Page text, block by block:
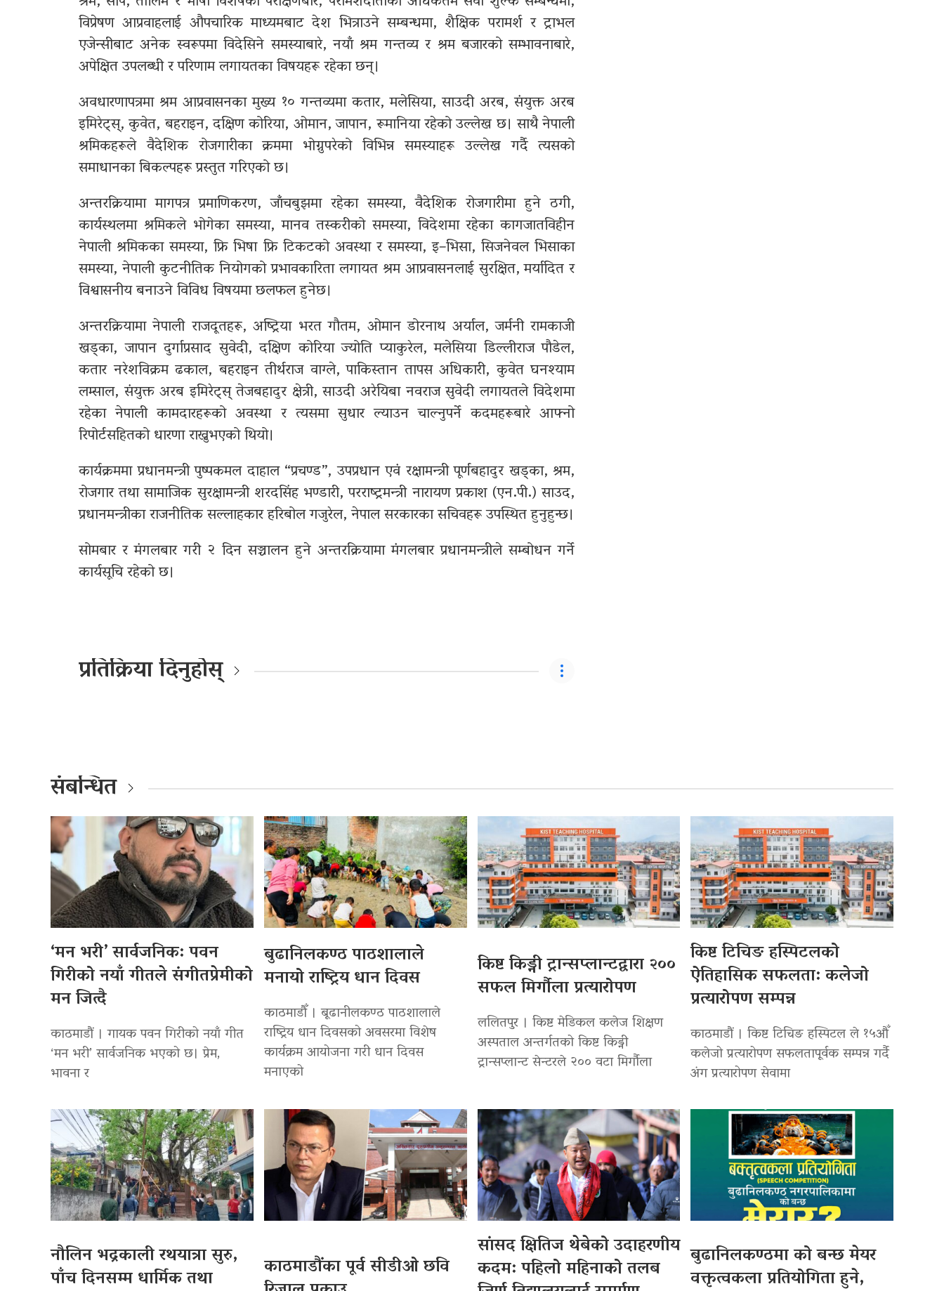
विप्रेषण आप्रवाहलाई औपचारिक माध्यमबाट देश भित्राउने सम्बन्धमा, शैक्षिक परामर्श र ट्राभल
एजेन्सीबाट अनेक स्वरूपमा विदेसिने समस्याबारे, नयाँ श्रम गन्तव्य र श्रम बजारको सम्भावनाबारे,
अपेक्षित उपलब्धी र परिणाम लगायतका विषयहरू रहेका छन्।
अवधारणापत्रमा श्रम आप्रवासनका मुख्य १० गन्तव्यमा कतार, मलेसिया, साउदी अरब, संयुक्त अरब
इमिरेट्स्, कुवेत, बहराइन, दक्षिण कोरिया, ओमान, जापान, रूमानिया रहेको उल्लेख छ। साथै नेपाली
श्रमिकहरूले वैदेशिक रोजगारीका क्रममा भोग्नुपरेको विभिन्न समस्याहरू उल्लेख गर्दै त्यसको
समाधानका बिकल्पहरू प्रस्तुत गरिएको छ।
अन्तरक्रियामा मागपत्र प्रमाणिकरण, जाँचबुझमा रहेका समस्या, वैदेशिक रोजगारीमा हुने ठगी,
कार्यस्थलमा श्रमिकले भोगेका समस्या, मानव तस्करीको समस्या, विदेशमा रहेका कागजातविहीन
नेपाली श्रमिकका समस्या, फ्रि भिषा फ्रि टिकटको अवस्था र समस्या, इ–भिसा, सिजनेवल भिसाका
समस्या, नेपाली कुटनीतिक नियोगको प्रभावकारिता लगायत श्रम आप्रवासनलाई सुरक्षित, मर्यादित र
विश्वासनीय बनाउने विविध विषयमा छलफल हुनेछ।
अन्तरक्रियामा नेपाली राजदूतहरू, अष्ट्रिया भरत गौतम, ओमान डोरनाथ अर्याल, जर्मनी रामकाजी
खड्का, जापान दुर्गाप्रसाद सुवेदी, दक्षिण कोरिया ज्योति प्याकुरेल, मलेसिया डिल्लीराज पौडेल,
कतार नरेशविक्रम ढकाल, बहराइन तीर्थराज वाग्ले, पाकिस्तान तापस अधिकारी, कुवेत घनश्याम
लम्साल, संयुक्त अरब इमिरेट्स् तेजबहादुर क्षेत्री, साउदी अरेयिबा नवराज सुवेदी लगायतले विदेशमा
रहेका नेपाली कामदारहरूको अवस्था र त्यसमा सुधार ल्याउन चाल्नुपर्ने कदमहरूबारे आफ्नो
रिपोर्टसहितको धारणा राख्नुभएको थियो।
कार्यक्रममा प्रधानमन्त्री पुष्पकमल दाहाल “प्रचण्ड”, उपप्रधान एवं रक्षामन्त्री पूर्णबहादुर खड्का, श्रम,
रोजगार तथा सामाजिक सुरक्षामन्त्री शरदसिंह भण्डारी, परराष्ट्रमन्त्री नारायण प्रकाश (एन.पी.) साउद,
प्रधानमन्त्रीका राजनीतिक सल्लाहकार हरिबोल गजुरेल, नेपाल सरकारका सचिवहरू उपस्थित हुनुहुन्छ।
सोमबार र मंगलबार गरी २ दिन सञ्चालन हुने अन्तरक्रियामा मंगलबार प्रधानमन्त्रीले सम्बोधन गर्ने
कार्यसूचि रहेको छ।
प्रतिक्रिया दिनुहोस्
संबन्धित
‘मन भरी’ सार्वजनिक: पवन
गिरीको नयाँ गीतले संगीतप्रेमीको
मन जित्दै
काठमाडौं । गायक पवन गिरीको नयाँ गीत
‘मन भरी’ सार्वजनिक भएको छ। प्रेम,
भावना र
बुढानिलकण्ठ पाठशालाले
मनायो राष्ट्रिय धान दिवस
काठमाडौँ । बूढानीलकण्ठ पाठशालाले
राष्ट्रिय धान दिवसको अवसरमा विशेष
कार्यक्रम आयोजना गरी धान दिवस
मनाएको
किष्ट किड्नी ट्रान्सप्लान्टद्वारा २००
सफल मिर्गौला प्रत्यारोपण
ललितपुर । किष्ट मेडिकल कलेज शिक्षण
अस्पताल अन्तर्गतको किष्ट किड्नी
ट्रान्सप्लान्ट सेन्टरले २०० वटा मिर्गौला
किष्ट टिचिङ हस्पिटलको
ऐतिहासिक सफलता: कलेजो
प्रत्यारोपण सम्पन्न
काठमाडौं । किष्ट टिचिङ हस्पिटल ले १५औँ
कलेजो प्रत्यारोपण सफलतापूर्वक सम्पन्न गर्दै
अंग प्रत्यारोपण सेवामा
नौलिन भद्रकाली रथयात्रा सुरु,
पाँच दिनसम्म धार्मिक तथा काठमाडौंका पूर्व सीडीओ छवि
सांसद क्षितिज थेबेको उदाहरणीय
कदम: पहिलो महिनाको तलब बुढानिलकण्ठमा को बन्छ मेयर
वक्तृत्वकला प्रतियोगिता हुने,